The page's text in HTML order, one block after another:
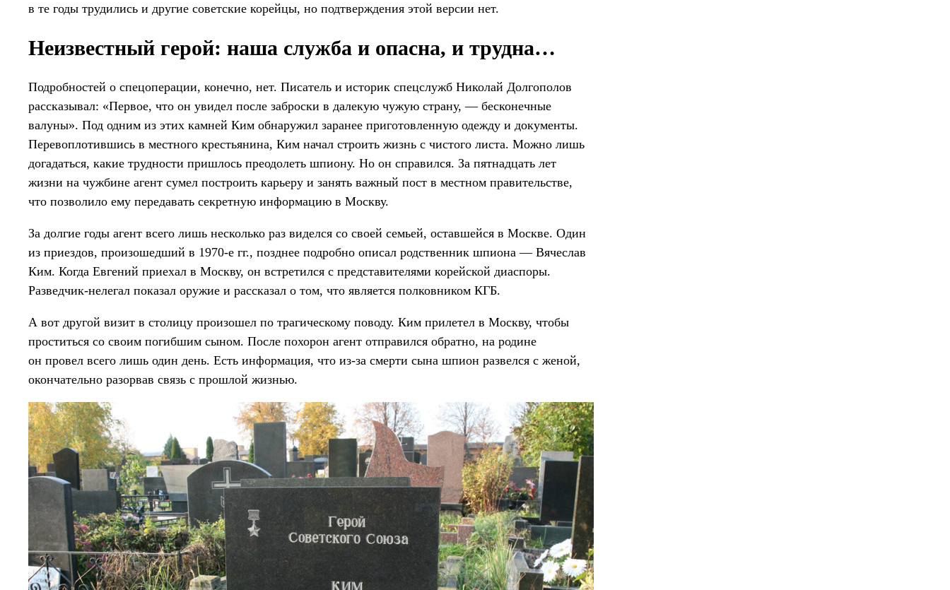
в те годы трудились и другие советские корейцы, но подтверждения этой версии нет.
Неизвестный герой: наша служба и опасна, и трудна…
Подробностей о спецоперации, конечно, нет. Писатель и историк спецслужб Николай Долгополов
рассказывал: «Первое, что он увидел после заброски в далекую чужую страну, — бесконечные
валуны». Под одним из этих камней Ким обнаружил заранее приготовленную одежду и документы.
Перевоплотившись в местного крестьянина, Ким начал строить жизнь с чистого листа. Можно лишь
догадаться, какие трудности пришлось преодолеть шпиону. Но он справился. За пятнадцать лет
жизни на чужбине агент сумел построить карьеру и занять важный пост в местном правительстве,
что позволило ему передавать секретную информацию в Москву.
За долгие годы агент всего лишь несколько раз виделся со своей семьей, оставшейся в Москве. Один
из приездов, произошедший в 1970-е гг., позднее подробно описал родственник шпиона — Вячеслав
Ким. Когда Евгений приехал в Москву, он встретился с представителями корейской диаспоры.
Разведчик-нелегал показал оружие и рассказал о том, что является полковником КГБ.
А вот другой визит в столицу произошел по трагическому поводу. Ким прилетел в Москву, чтобы
проститься со своим погибшим сыном. После похорон агент отправился обратно, на родине
он провел всего лишь один день. Есть информация, что из-за смерти сына шпион развелся с женой,
окончательно разорвав связь с прошлой жизнью.